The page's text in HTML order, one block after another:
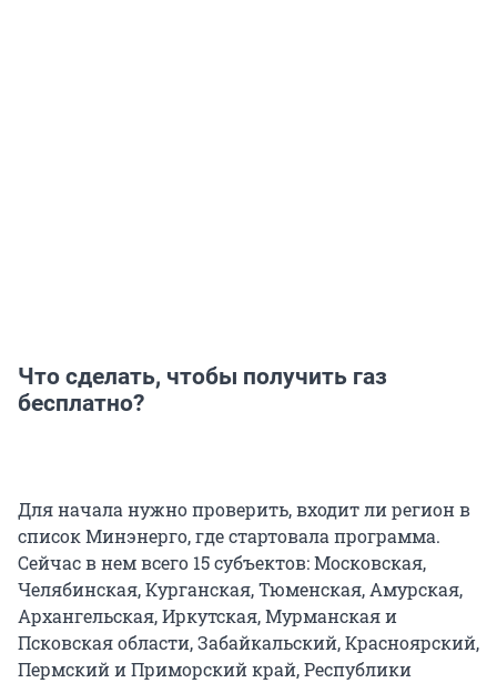
Что сделать, чтобы получить газ
бесплатно?
Для начала нужно проверить, входит ли регион в
список Минэнерго, где стартовала программа.
Сейчас в нем всего 15 субъектов: Московская,
Челябинская, Курганская, Тюменская, Амурская,
Архангельская, Иркутская, Мурманская и
Псковская области, Забайкальский, Красноярский,
Пермский и Приморский край, Республики